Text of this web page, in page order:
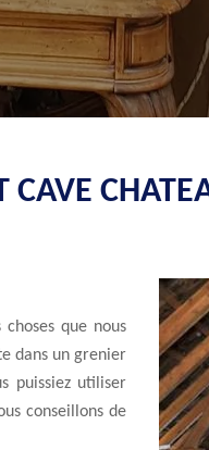
CAVE
que nous
dans un grenier
puissiez utiliser
conseillons de